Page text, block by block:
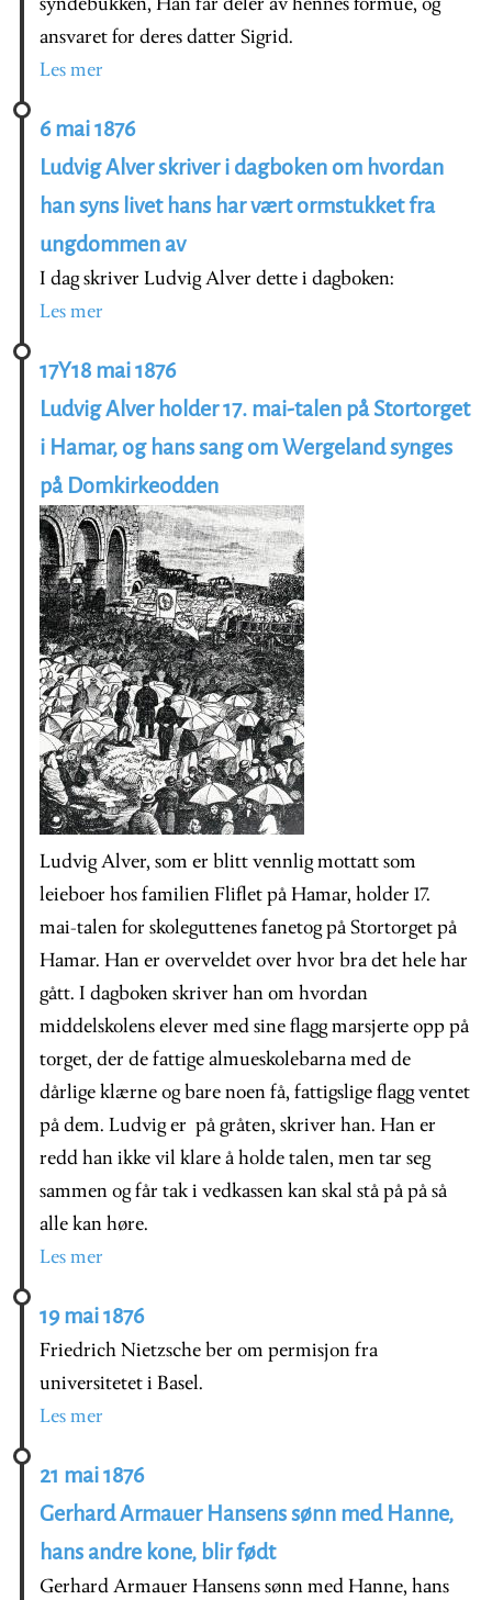
syndebukken, Han får deler av hennes formue, og
ansvaret for deres datter Sigrid.
Les mer
6 mai 1876
Ludvig Alver skriver i dagboken om hvordan
han syns livet hans har vært ormstukket fra
ungdommen av
I dag skriver Ludvig Alver dette i dagboken:
Les mer
17Y18 mai 1876
Ludvig Alver holder 17. mai-talen på Stortorget
i Hamar, og hans sang om Wergeland synges
på Domkirkeodden
Ludvig Alver, som er blitt vennlig mottatt som
leieboer hos familien Fliflet på Hamar, holder 17.
mai-talen for skoleguttenes fanetog på Stortorget på
Hamar. Han er overveldet over hvor bra det hele har
gått. I dagboken skriver han om hvordan
middelskolens elever med sine flagg marsjerte opp på
torget, der de fattige almueskolebarna med de
dårlige klærne og bare noen få, fattigslige flagg ventet
på dem. Ludvig er på gråten, skriver han. Han er
redd han ikke vil klare å holde talen, men tar seg
sammen og får tak i vedkassen kan skal stå på på så
alle kan høre.
Les mer
19 mai 1876
Friedrich Nietzsche ber om permisjon fra
universitetet i Basel.
Les mer
21 mai 1876
Gerhard Armauer Hansens sønn med Hanne,
hans andre kone, blir født
Gerhard Armauer Hansens sønn med Hanne, hans